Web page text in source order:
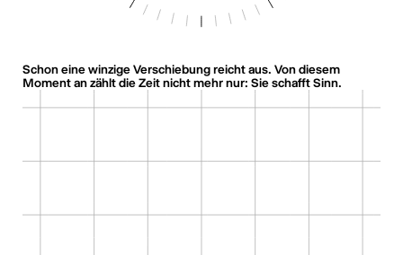
Schon eine winzige Verschiebung reicht aus. Von diesem
Moment an zählt die Zeit nicht mehr nur: Sie schafft Sinn.